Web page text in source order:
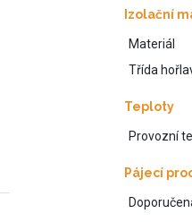
Izolační
Materiál
Třída
Teploty
Provozní
Pájecí